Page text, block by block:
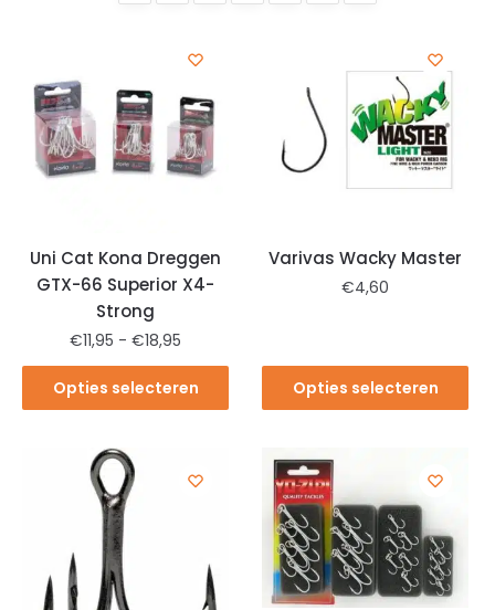
Uni Cat Kona Dreggen
GTX-66 Superior X4-
Strong
€11,95 - €18,95
Opties selecteren
Varivas Wacky Master
€4,60
Opties selecteren